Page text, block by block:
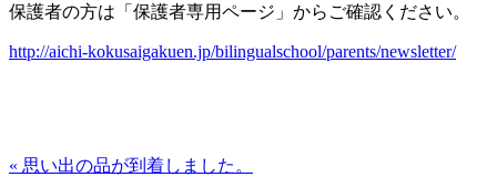
保護者の方は「保護者専用ページ」からご確認ください。
http://aichi-kokusaigakuen.jp/bilingualschool/parents/newsletter/
« 思い出の品が到着しました。